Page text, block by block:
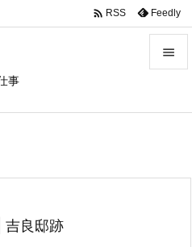
事

 RSS Feedly
良邸跡